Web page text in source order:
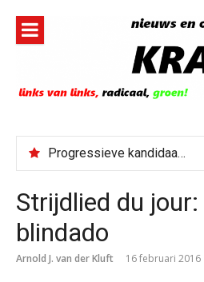
inhoud
Progressieve kandidaat El-Sayed senaatskandidaat Michigan
Strijdlied du
blindado
Arnold J. van der Kluft 16 februari 2016